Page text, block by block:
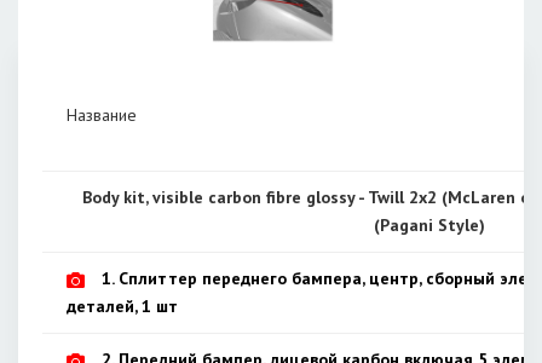
Название
Body kit, visible carbon fibre glossy - Twill 2x2 (McLaren
(Pagani Style)
1. Сплиттер переднего бампера, центр, сборный
деталей, 1 шт